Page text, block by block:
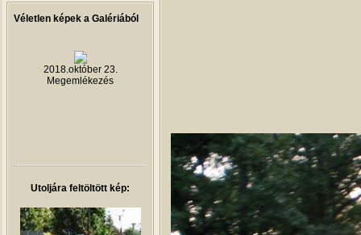
Véletlen képek a Galériából
2018.október 23.
Megemlékezés
Utoljára feltöltött kép: